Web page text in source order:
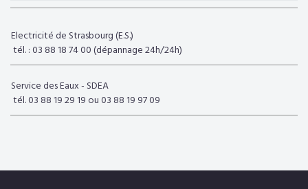
Electricité de Strasbourg (E.S.)
tél. : 03 88 18 74 00 (dépannage 24h/24h)
Service des Eaux - SDEA
tél. 03 88 19 29 19 ou 03 88 19 97 09